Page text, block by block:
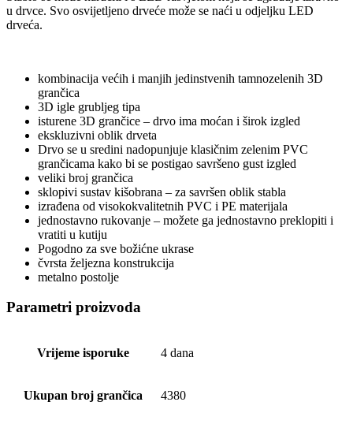
u drvce. Svo osvijetljeno drveće može se naći u odjeljku LED
drveća.
kombinacija većih i manjih jedinstvenih tamnozelenih 3D
grančica
3D igle grubljeg tipa
isturene 3D grančice – drvo ima moćan i širok izgled
ekskluzivni oblik drveta
Drvo se u sredini nadopunjuje klasičnim zelenim PVC
grančicama kako bi se postigao savršeno gust izgled
veliki broj grančica
sklopivi sustav kišobrana – za savršen oblik stabla
izrađena od visokokvalitetnih PVC i PE materijala
jednostavno rukovanje – možete ga jednostavno preklopiti i
vratiti u kutiju
Pogodno za sve božićne ukrase
čvrsta željezna konstrukcija
metalno postolje
Parametri proizvoda
Vrijeme isporuke 4 dana
Ukupan broj grančica 4380